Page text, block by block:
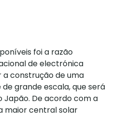
foi a razão
de electrónica
construção de uma
grande escala, que será
Japão. De acordo com a
maior central solar